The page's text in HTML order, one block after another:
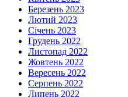
Березень 2023
Лютий 2023
Січень 2023
Грудень 2022
Листопад 2022
Жовтень 2022
Вересень 2022
Серпень 2022
Липень 2022